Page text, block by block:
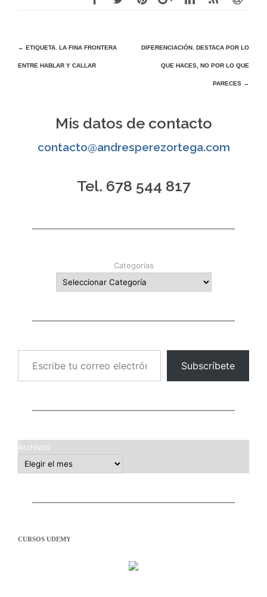
Navegación
de
← ETIQUETA. LA FINA FRONTERA
ENTRE HABLAR Y CALLAR
DIFERENCIACIÓN. DESTACA POR LO
QUE HACES, NO POR LO QUE
PARECES →
Mis datos de contacto
contacto@andresperezortega.com
Tel. 678 544 817
Categorías
Escribe tu correo electrónico…
Subscríbete
Archivos
CURSOS UDEMY